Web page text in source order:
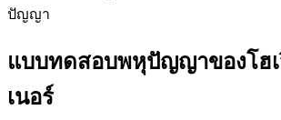
ปัญญา
แบบทดสอบพหุปัญญาของโฮเ
เนอร์